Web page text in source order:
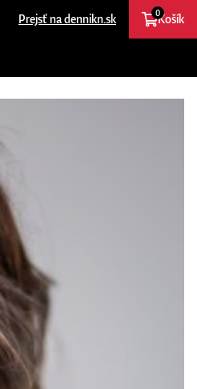
Prejsť na dennikn.sk Košík
0